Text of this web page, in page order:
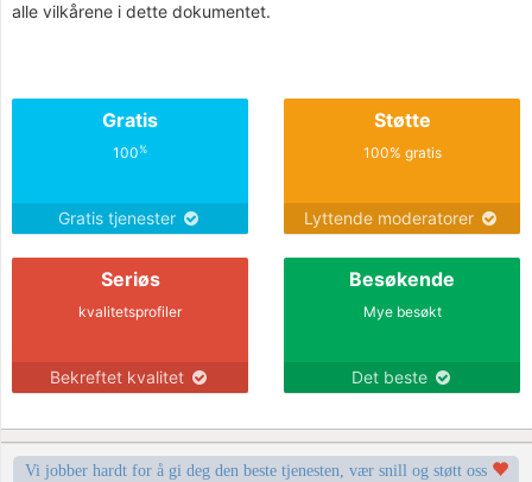
alle vilkårene i dette dokumentet.
Gratis
100%
Gratis tjenester
Støtte
100% gratis
Lyttende moderatorer
Seriøs
kvalitetsprofiler
Bekreftet kvalitet
Besøkende
Mye besøkt
Det beste
Vi jobber hardt for å gi deg den beste tjenesten, vær snill og støtt oss